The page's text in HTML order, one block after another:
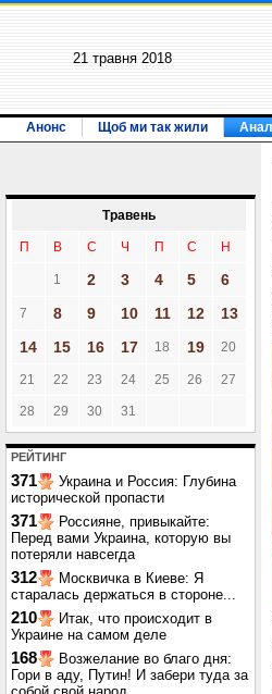
21 травня 2018
Анонс Щоб ми так жили
Травень
П В С Ч П С Н
1 2 3 4 5 6
7 8 9 10 11 12
13
14
15 16 17 18 19 20
21 22 23 24 25 26 27
28 29 30 31
РЕЙТИНГ
371
Украина и Россия: Глубина
исторической пропасти
371
Россияне, привыкайте:
Перед вами Украина, которую вы
потеряли навсегда
312
Москвичка в Киеве: Я
старалась держаться в стороне...
210
Итак, что происходит в
Украине на самом деле
168
Возжелание во благо дня:
Гори в аду, Путин! И забери туда за